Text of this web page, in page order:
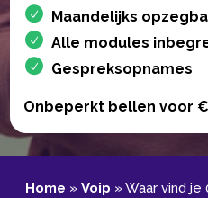
Maandelijks
Alle modules
Gespreksopnames
Onbeperkt bellen voor
Home » Voip »Waar vind